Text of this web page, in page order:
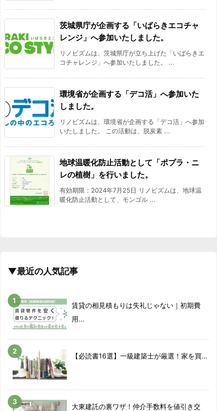
茨城県庁が企画する「いばらきエコチャ
レンジ」へ参加いたしました。
リノビズムは、茨城県庁が立ち上げた「いばらきエ
コチャレンジ」へ参加いたしました。 ...
環境省が企画する「デコ活」へ参加いた
しました。
リノビズムは、環境省が企画する「デコ活」へ参加
いたしました。 この活動は、脱炭素 ...
地球温暖化防止活動として「ポプラ・ニ
レの植樹」を行いました。
有効期限：2024年7月25日 リノビズムは、地球温
暖化防止活動として、モンゴル ...
▼最近の人気記事
賃貸の相見積もりは失礼じゃない｜初期費
用...
【必読書16選】一級建築士が厳選！家を買...
大東建託の裏ワザ！仲介手数料を値引き交